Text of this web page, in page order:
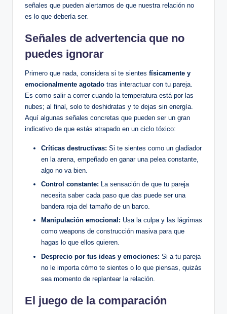
señales que pueden alertarnos de que nuestra relación ​no
es⁤ lo que debería ser.
Señales de⁤ advertencia que ​no
puedes ignorar
Primero que ​nada, considera si te sientes físicamente y
emocionalmente agotado tras interactuar con tu​ pareja.
Es como⁣ salir a correr cuando la temperatura está por ‍las
nubes; al final, solo te deshidratas y te dejas sin energía. ​
Aquí ⁤algunas ​señales concretas que pueden ser un gran⁤
indicativo de que estás atrapado en un ciclo ⁣tóxico:
Críticas⁢ destructivas: ⁢Si te sientes como⁢ un gladiador
en la arena, empeñado en ganar una pelea constante,
algo no⁣ va bien.
Control⁢ constante: La⁤ sensación de que tu pareja
necesita ⁣saber cada ⁣paso‌ que das puede ser una
bandera roja ⁣del tamaño de un⁣ barco.
Manipulación‌ emocional: ​Usa​ la culpa‌ y las lágrimas
como weapons de construcción⁣ masiva para que⁣
hagas lo ⁤que ⁢ellos⁣ quieren.
Desprecio por tus ideas y emociones: ⁤Si a tu pareja
⁣no le ‍importa cómo ⁤te sientes o ​lo que piensas, quizás‍
sea momento de replantear ‌la relación.
El juego de la​ comparación